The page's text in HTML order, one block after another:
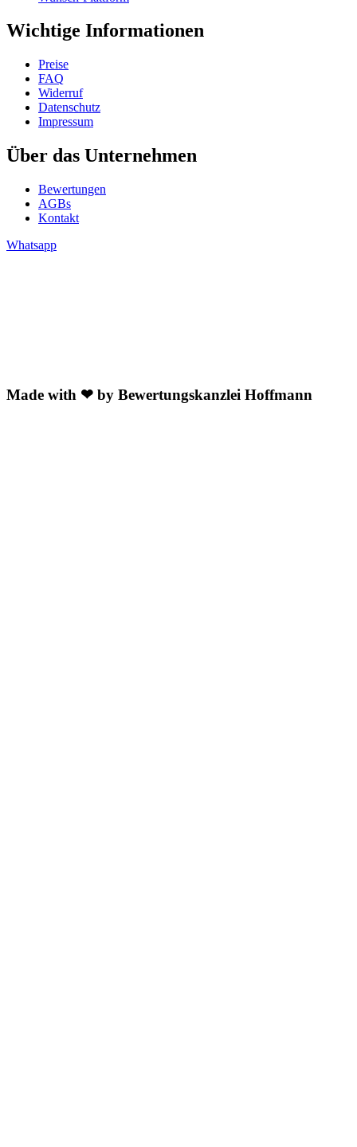
Wichtige Informationen
Preise
FAQ
Widerruf
Datenschutz
Impressum
Über das Unternehmen
Bewertungen
AGBs
Kontakt
Whatsapp
Made with ❤ by Bewertungskanzlei Hoffmann